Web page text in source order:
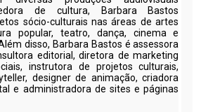
de cultura, Barbara Bastos
sócio-culturais nas áreas de artes
popular, teatro, dança, cinema e
disso, Barbara Bastos é assessora
editorial, diretora de marketing
instrutora de projetos culturais,
designer de animação, criadora
e administradora de sites e páginas